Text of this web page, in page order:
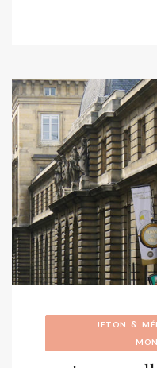
JETON &